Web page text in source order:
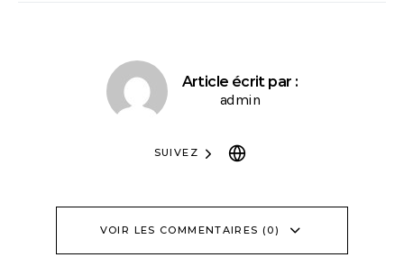
Article écrit par :
admin
SUIVEZ
VOIR LES COMMENTAIRES (0)